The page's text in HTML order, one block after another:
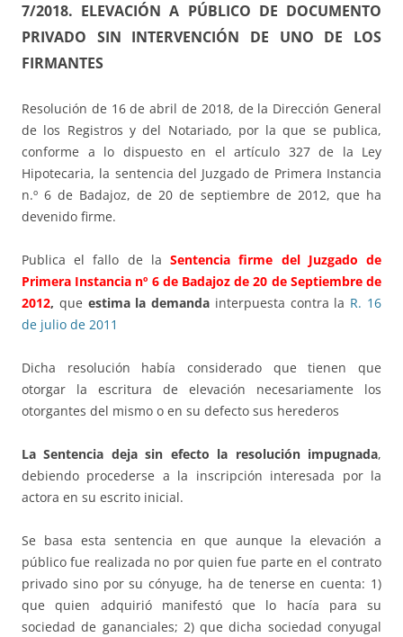
7/2018. ELEVACIÓN A PÚBLICO DE DOCUMENTO
PRIVADO SIN INTERVENCIÓN DE UNO DE LOS
FIRMANTES
Resolución de 16 de abril de 2018, de la Dirección General
de los Registros y del Notariado, por la que se publica,
conforme a lo dispuesto en el artículo 327 de la Ley
Hipotecaria, la sentencia del Juzgado de Primera Instancia
n.º 6 de Badajoz, de 20 de septiembre de 2012, que ha
devenido firme.
Publica el fallo de laSentencia firme del Juzgado de
Primera Instancia nº 6 de Badajoz de 20 de Septiembre de
2012, que estima la demanda interpuesta contra la R. 16
de julio de 2011
Dicha resolución había considerado que tienen que
otorgar la escritura de elevación necesariamente los
otorgantes del mismo o en su defecto sus herederos
La Sentencia dejasin efecto la resolución impugnada,
debiendo procederse a la inscripción interesada por la
actora en su escrito inicial.
Se basa esta sentencia en que aunque la elevación a
público fue realizada no por quien fue parte en el contrato
privado sino por su cónyuge, ha de tenerse en cuenta: 1)
que quien adquirió manifestó que lo hacía para su
sociedad de gananciales; 2) que dicha sociedad conyugal